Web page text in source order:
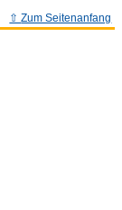
Zum Seitenanfang